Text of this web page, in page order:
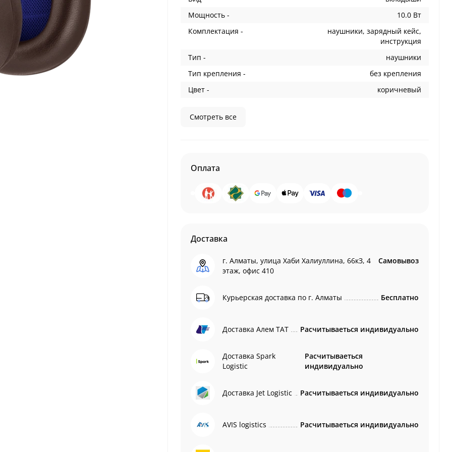
Мощность -
10.0 Вт
Комплектация -
наушники, зарядный кейс,
инструкция
Тип -
наушники
Тип крепления -
без крепления
Цвет -
коричневый
Смотреть все
Оплата
Доставка
г. Алматы, улица Хаби Халиуллина, 66кЗ, 4
этаж, офис 410
Самовывоз
Курьерская доставка по г. Алматы Бесплатно
Доставка Алем ТАТ Расчитываеться индивидуально
Доставка Spark
Logistic
Расчитываеться
индивидуально
Доставка Jet Logistic Расчитываеться индивидуально
AVIS logistics Расчитываеться индивидуально